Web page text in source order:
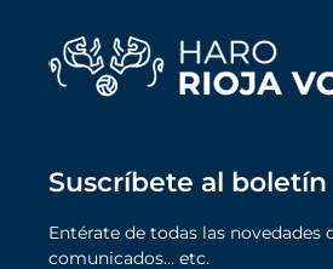
Suscríbete al boletín
Entérate de todas las novedades
comunicados… etc.